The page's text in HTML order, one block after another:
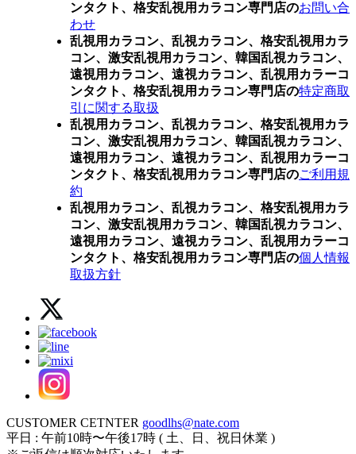
ンタクト、格安乱視用カラコン専門店のお問い合
わせ
乱視用カラコン、乱視カラコン、格安乱視用カラ
コン、激安乱視用カラコン、韓国乱視カラコン、
遠視用カラコン、遠視カラコン、乱視用カラーコ
ンタクト、格安乱視用カラコン専門店の特定商取
引に関する取扱
乱視用カラコン、乱視カラコン、格安乱視用カラ
コン、激安乱視用カラコン、韓国乱視カラコン、
遠視用カラコン、遠視カラコン、乱視用カラーコ
ンタクト、格安乱視用カラコン専門店のご利用規
約
乱視用カラコン、乱視カラコン、格安乱視用カラ
コン、激安乱視用カラコン、韓国乱視カラコン、
遠視用カラコン、遠視カラコン、乱視用カラーコ
ンタクト、格安乱視用カラコン専門店の個人情報
取扱方針
CUSTOMER CETNTER goodlhs@nate.com
平日 : 午前10時〜午後17時 ( 土、日、祝日休業 )